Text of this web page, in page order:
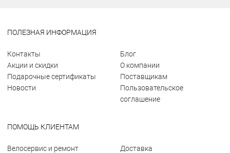
ПОЛЕЗНАЯ ИНФОРМАЦИЯ
Контакты
Акции и скидки
Подарочные сертификаты
Новости
Блог
О компании
Поставщикам
Пользовательское
соглашение
ПОМОЩЬ КЛИЕНТАМ
Велосервис и ремонт
Доставка